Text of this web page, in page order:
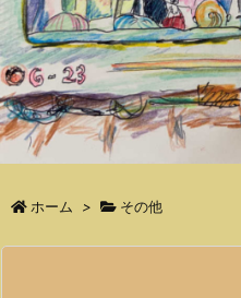
ホーム > その他